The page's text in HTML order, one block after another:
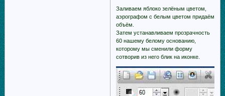
Заливаем яблоко зелёным цветом,
аэрографом с белым цветом придаём
объём.
Затем устанавливаем прозрачность
60 нашему белому основанию,
которому мы сменили форму
сотворив из него блик на иконке.